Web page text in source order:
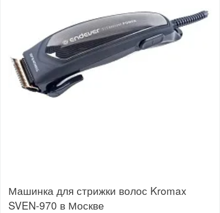
Машинка для стрижки волос Kromax
SVEN-970 в Москве